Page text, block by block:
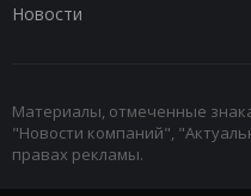
Новости
Материалы, отмеченные
"Новости компаний",
правах рекламы.